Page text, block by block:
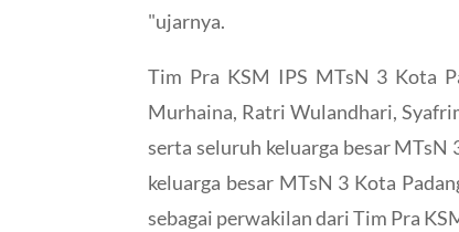
"ujarnya.
Tim Pra KSM IPS MTsN 3 Kota
Murhaina, Ratri Wulandhari,
serta seluruh keluarga besar MTsN
keluarga besar MTsN 3 Kota
sebagai perwakilan dari Tim Pra